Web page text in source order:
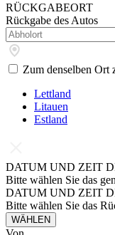
RÜCKGABEORT
Rückgabe des Autos
Zum denselben Ort
Lettland
Litauen
Estland
DATUM UND ZEIT
Bitte wählen Sie das
DATUM UND ZEIT
Bitte wählen Sie das
WÄHLEN